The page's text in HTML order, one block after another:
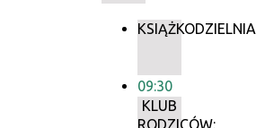
KSIĄŻKODZIELNIA
09:30
KLUB
RODZICÓW: